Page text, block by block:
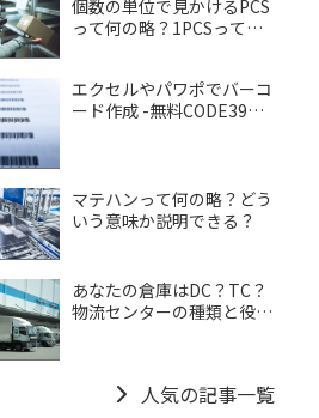
個数の単位で見かけるPCS
って何の略？1PCSって正
エクセルやパワポでバーコ
ード作成 -無料CODE39バ
マテハンって何の略？どう
いう意味か説明できる？
あなたの倉庫はDC？TC？
物流センターの種類と役割
人気の記事一覧